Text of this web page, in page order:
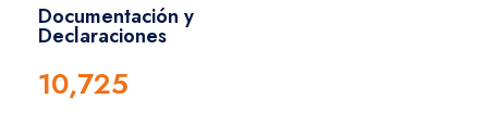
Documentación y
Declaraciones
10,725